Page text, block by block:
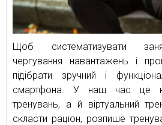
Щоб систематизувати
чергування навантажень і
підібрати зручний і
смартфона. У наш час це
тренувань, а й віртуальний
скласти раціон, розпише